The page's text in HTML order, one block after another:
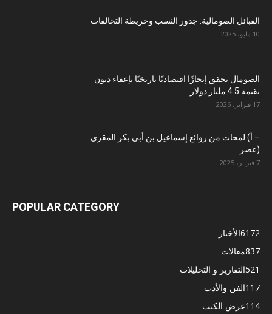
القبائل الصومالية: جذور النسب وخريطة التحالفات
10 مايو، 2025
الصومال يحقق إنجازًا اقتصاديًا تاريخيًا بإعفاء ديون
بقيمة 4.5 مليار دولار
17 فبراير، 2026
– أ) لمحات من روائع إسماعيل بن أبي بكر المقري
(عصر...
7 فبراير، 2025
POPULAR CATEGORY
الأخبار6172
مقالات837
التقارير و التحليلات521
الفن والأدب117
عرض الكتب114